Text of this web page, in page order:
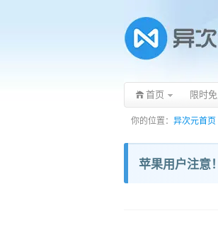
首页 限时
你的位置： 异次元首页
苹果用户注意